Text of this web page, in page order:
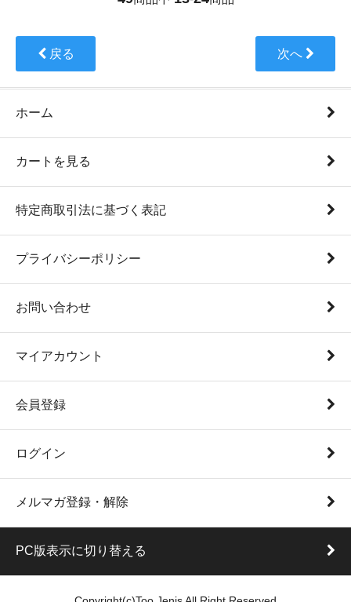
戻る 次へ
ホーム
カートを見る
特定商取引法に基づく表記
プライバシーポリシー
お問い合わせ
マイアカウント
会員登録
ログイン
メルマガ登録・解除
PC版表示に切り替える